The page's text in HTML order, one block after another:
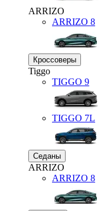
ARRIZO
ARRIZO 8
Кроссоверы
Tiggo
TIGGO 9
TIGGO 7L
Седаны
ARRIZO
ARRIZO 8